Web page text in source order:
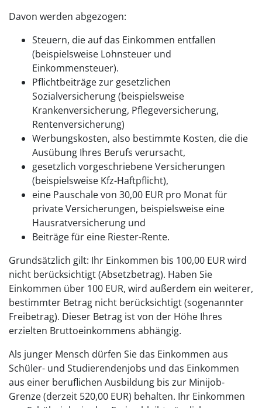
Davon werden abgezogen:
Steuern, die auf das Einkommen entfallen
(beispielsweise Lohnsteuer und
Einkommensteuer).
Pflichtbeiträge zur gesetzlichen
Sozialversicherung (beispielsweise
Krankenversicherung, Pflegeversicherung,
Rentenversicherung)
Werbungskosten, also bestimmte Kosten, die die
Ausübung Ihres Berufs verursacht,
gesetzlich vorgeschriebene Versicherungen
(beispielsweise Kfz-Haftpflicht),
eine Pauschale von 30,00 EUR pro Monat für
private Versicherungen, beispielsweise eine
Hausratversicherung und
Beiträge für eine Riester-Rente.
Grundsätzlich gilt: Ihr Einkommen bis 100,00 EUR wird
nicht berücksichtigt (Absetzbetrag). Haben Sie
Einkommen über 100 EUR, wird außerdem ein weiterer,
bestimmter Betrag nicht berücksichtigt (sogenannter
Freibetrag). Dieser Betrag ist von der Höhe Ihres
erzielten Bruttoeinkommens abhängig.
Als junger Mensch dürfen Sie das Einkommen aus
Schüler- und Studierendenjobs und das Einkommen
aus einer beruflichen Ausbildung bis zur Minijob-
Grenze (derzeit 520,00 EUR) behalten. Ihr Einkommen